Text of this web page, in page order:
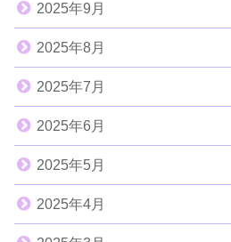
2025年9月
2025年8月
2025年7月
2025年6月
2025年5月
2025年4月